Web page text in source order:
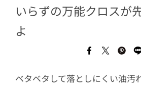
いらずの万能クロスが
よ
ベタベタして落としにくい油汚